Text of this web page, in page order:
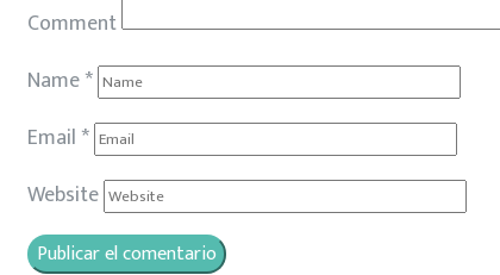
Comment
Name*
Email *
Website